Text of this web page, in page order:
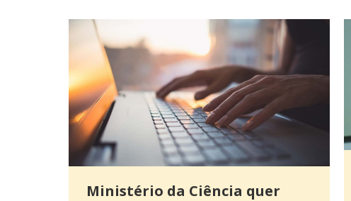
Ministério da Ciência quer